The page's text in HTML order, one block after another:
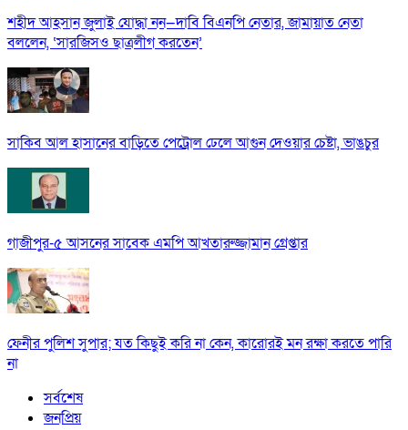
শহীদ আহসান জুলাই যোদ্ধা নন—দাবি বিএনপি নেতার, জামায়াত নেতা
বললেন, ‘সারজিসও ছাত্রলীগ করতেন’
সাকিব আল হাসানের বাড়িতে পেট্রোল ঢেলে আগুন দেওয়ার চেষ্টা, ভাঙচুর
গাজীপুর-৫ আসনের সাবেক এমপি আখতারুজ্জামান গ্রেপ্তার
ফেনীর পুলিশ সুপার; যত কিছুই করি না কেন, কারোরই মন রক্ষা করতে পারি
না
সর্বশেষ
জনপ্রিয়